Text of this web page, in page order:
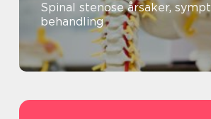
Spinal stenose årsaker, symptomer og
behandling